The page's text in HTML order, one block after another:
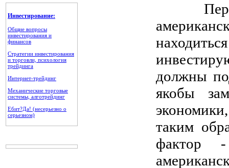
Инвестирование:
Общие вопросы
инвестирования и
финансов
Стратегии инвестирования
и торговли, психология
трейдинга
Интернет-трейдинг
Механические торговые
системы, алготрейдинг
Ебит?Да! (несерьезно о
серьезном)
Первый
должны
якобы
таким
фактор